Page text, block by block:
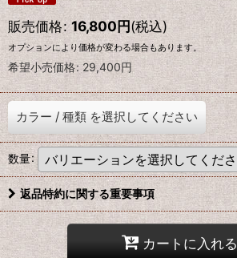
販売価格: 16,800円(税込)
オプションにより価格が変わる場合もあります。
希望小売価格: 29,400円
カラー / 種類 を選択してください
数量:
返品特約に関する重要事項
カートに入れる